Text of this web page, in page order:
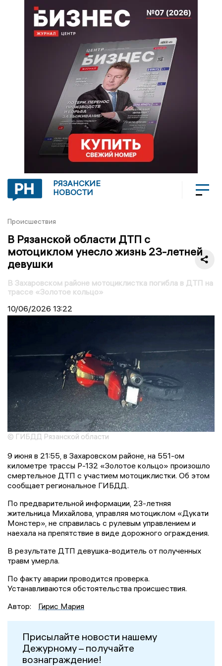
РЯЗАНСКИЕ
НОВОСТИ
Происшествия
В Рязанской области ДТП с
мотоциклом унесло жизнь 23-летней
девушки
В Захаровском районе мотоциклистка погибла в ДТП на
трассе «Золотое кольцо»
10/06/2026 13:22
© ГИБДД Рязанской области
9 июня в 21:55, в Захаровском районе, на 551-ом
километре трассы Р-132 «Золотое кольцо» произошло
смертельное ДТП с участием мотоциклистки. Об этом
сообщает региональное ГИБДД.
По предварительной информации, 23-летняя
жительница Михайлова, управляя мотоциклом «Дукати
Монстер», не справилась с рулевым управлением и
наехала на препятствие в виде дорожного ограждения.
В результате ДТП девушка-водитель от полученных
травм умерла.
По факту аварии проводится проверка.
Устанавливаются обстоятельства происшествия.
Автор:
Гирис Мария
Присылайте новости нашему
Дежурному – получайте
вознаграждение!